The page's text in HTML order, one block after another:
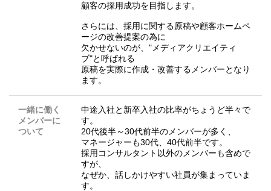
顧客の採用成功を目指します。
さらには、採用に関する原稿や顧客ホームペ
ージの改善提案の為に
欠かせないのが、"メディアクリエイティ
ブ"と呼ばれる
原稿を実際に作成・改善するメンバーとなり
ます。
一緒に働く
メンバーに
ついて
中途入社と新卒入社の比率がちょうど半々で
す。
20代後半～30代前半のメンバーが多く、
マネージャーも30代、40代前半です。
採用コンサルタント以外のメンバーも含めで
すが、
なぜか、話しかけやすい社員が集まっていま
す。